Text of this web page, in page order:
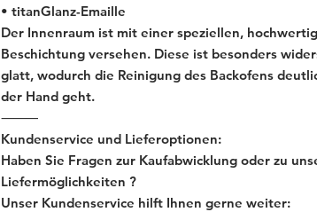
• titanGlanz-Emaille
Der Innenraum ist mit einer speziellen,
Beschichtung versehen. Diese ist besonders
glatt, wodurch die Reinigung des Backofens
der Hand geht.
⸻
Kundenservice und Lieferoptionen:
Haben Sie Fragen zur Kaufabwicklung oder zu
Liefermöglichkeiten ?
Unser Kundenservice hilft Ihnen gerne weiter: